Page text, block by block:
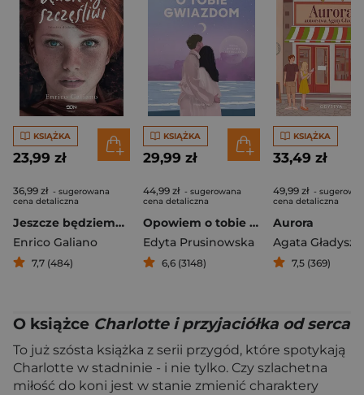
KSIĄŻKA
23,99 zł
36,99 zł - sugerowana
cena detaliczna
Jeszcze będziemy szczęśliwi
Enrico Galiano
7,7 (484)
KSIĄŻKA
29,99 zł
44,99 zł - sugerowana
cena detaliczna
Opowiem o tobie gwiazdom
Edyta Prusinowska
6,6 (3148)
KSIĄŻKA
33,49 zł
49,99 zł -
cena detaliczna
Aurora
Agata Gładysz
7,5 (369)
O książce Charlotte i przyjaciółka od serca
To już szósta książka z serii przygód, które spotykają
Charlotte w stadninie - i nie tylko. Czy szlachetna
miłość do koni jest w stanie zmienić charaktery